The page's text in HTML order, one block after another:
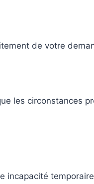
de votre
les circonstances
incapacité